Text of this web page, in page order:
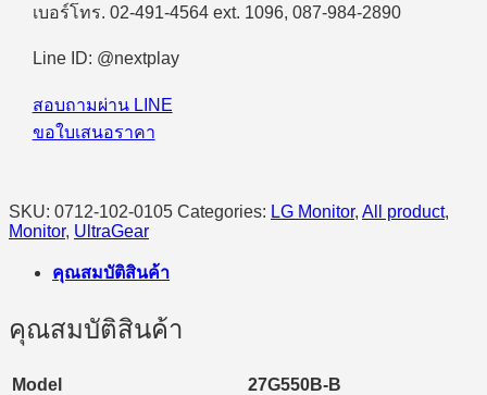
G5
B
27″
FHD
300Hz
เบอร์โทร. 02-491-4564 ext. 1096, 087-984-2890
Line ID: @nextplay
สอบถามผ่าน LINE
ขอใบเสนอราคา
SKU: 0712-102-0105 Categories: LG Monitor, All product,
Monitor, UltraGear
คุณสมบัติสินค้า
คุณสมบัติสินค้า
Model
27G550B-B